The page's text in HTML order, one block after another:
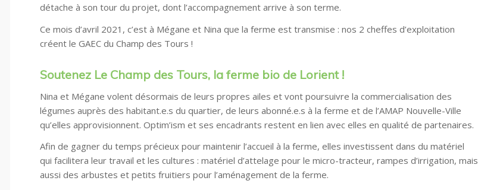
détache à son tour du projet, dont l’accompagnement arrive à son terme.
Ce mois d’avril 2021, c’est à Mégane et Nina que la ferme est transmise : nos 2 cheffes d’exploitation
créent le GAEC du Champ des Tours !
Soutenez Le Champ des Tours, la ferme bio de Lorient !
Nina et Mégane volent désormais de leurs propres ailes et vont poursuivre la commercialisation des
légumes auprès des habitant.e.s du quartier, de leurs abonné.e.s à la ferme et de l’AMAP Nouvelle-Ville
qu’elles approvisionnent. Optim’ism et ses encadrants restent en lien avec elles en qualité de partenaires.
Afin de gagner du temps précieux pour maintenir l’accueil à la ferme, elles investissent dans du matériel
qui facilitera leur travail et les cultures : matériel d’attelage pour le micro-tracteur, rampes d’irrigation, mais
aussi des arbustes et petits fruitiers pour l’aménagement de la ferme.